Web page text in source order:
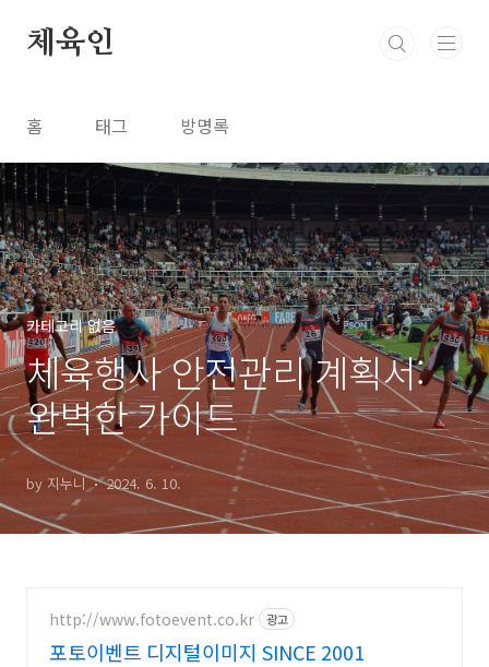
체육인
홈 태그 방명록
카테고리 없음
체육행사 안전관리 계획서:
완벽한 가이드
by 지누니 2024. 6. 10.
http://www.fotoevent.co.kr 광고
포토이벤트 디지털이미지 SINCE 2001